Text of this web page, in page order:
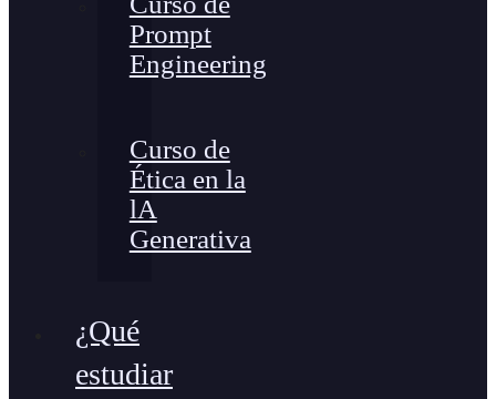
Prompt
Engineering
Curso de
Ética en la
lA
Generativa
¿Qué
estudiar